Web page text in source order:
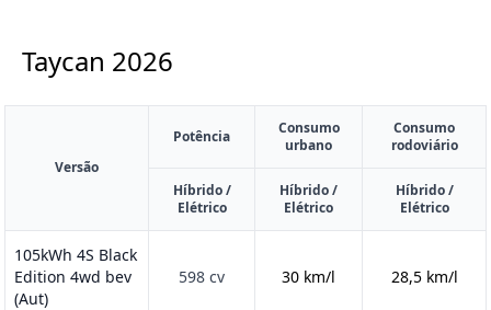
Taycan 2026
Versão
Potência
Consumo
urbano
Consumo
rodoviário
Híbrido /
Elétrico
Híbrido /
Elétrico
Híbrido /
Elétrico
105kWh 4S Black
Edition 4wd bev
(Aut)
598 cv 30 km/l 28,5 km/l